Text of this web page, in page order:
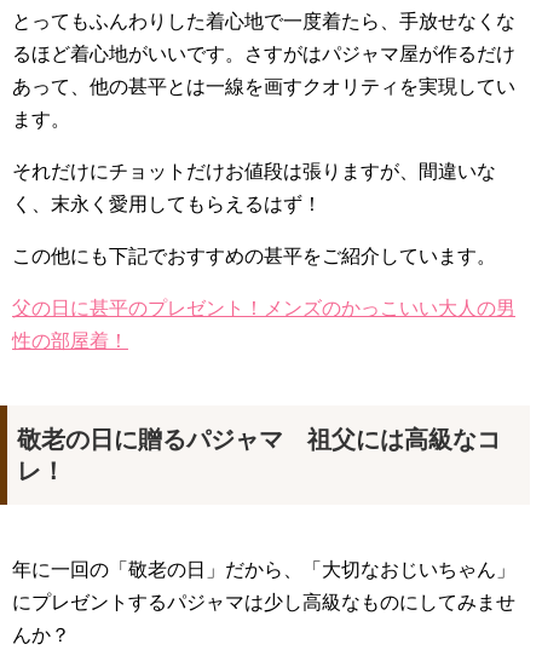
とってもふんわりした着心地で一度着たら、手放せなくな
るほど着心地がいいです。さすがはパジャマ屋が作るだけ
あって、他の甚平とは一線を画すクオリティを実現してい
ます。
それだけにチョットだけお値段は張りますが、間違いな
く、末永く愛用してもらえるはず！
この他にも下記でおすすめの甚平をご紹介しています。
父の日に甚平のプレゼント！メンズのかっこいい大人の男
性の部屋着！
敬老の日に贈るパジャマ 祖父には高級なコ
レ！
年に一回の「敬老の日」だから、「大切なおじいちゃん」
にプレゼントするパジャマは少し高級なものにしてみませ
んか？